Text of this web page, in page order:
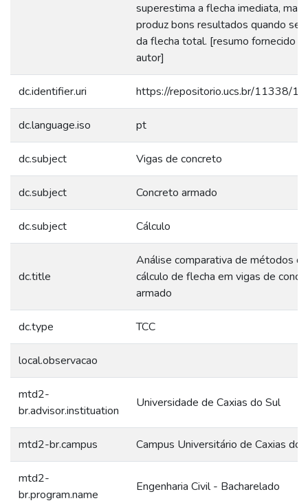
superestima a flecha imediata, mas
produz bons resultados quando se
da flecha total. [resumo fornecido
autor]
dc.identifier.uri https://repositorio.ucs.br/11338/
dc.language.iso pt
dc.subject Vigas de concreto
dc.subject Concreto armado
dc.subject Cálculo
dc.title
Análise comparativa de métodos de
cálculo de flecha em vigas de
armado
dc.type TCC
local.observacao
mtd2-
br.advisor.instituation
Universidade de Caxias do Sul
mtd2-br.campus Campus Universitário de Caxias do
mtd2-
br.program.name
Engenharia Civil - Bacharelado